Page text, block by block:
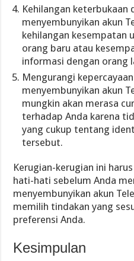
Kehilangan keterbukaan
menyembunyikan akun
kehilangan kesempatan
orang baru atau
informasi dengan orang
Mengurangi
menyembunyikan akun
mungkin akan merasa
terhadap Anda karena
yang cukup tentang
tersebut.
Kerugian-kerugian ini
hati-hati sebelum Anda
menyembunyikan akun
memilih tindakan yang
preferensi Anda.
Kesimpulan